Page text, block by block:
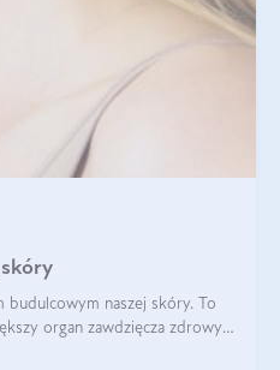
budulcowym naszej skóry. To
organ zawdzięcza zdrowy